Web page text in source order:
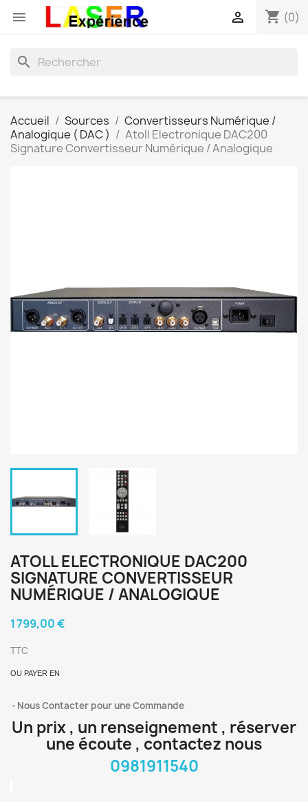
 shopping_cart (0)

search
Accueil Sources
Convertisseurs Numérique /
Analogique ( DAC )
Atoll Electronique DAC200
Signature Convertisseur Numérique / Analogique
ATOLL ELECTRONIQUE DAC200
SIGNATURE CONVERTISSEUR
NUMÉRIQUE / ANALOGIQUE
1 799,00 €
TTC
OU PAYER EN
Nous Contacter pour une Commande
Un prix , un renseignement , réserver
une écoute , contactez nous
0981911540